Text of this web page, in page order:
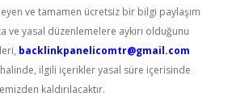
ve tamamen ücretsiz bir bilgi paylaşım
ve yasal düzenlemelere aykırı olduğunu
backlinkpanelicomtr@gmail.com
ilgili içerikler yasal süre içerisinde
kaldırılacaktır.